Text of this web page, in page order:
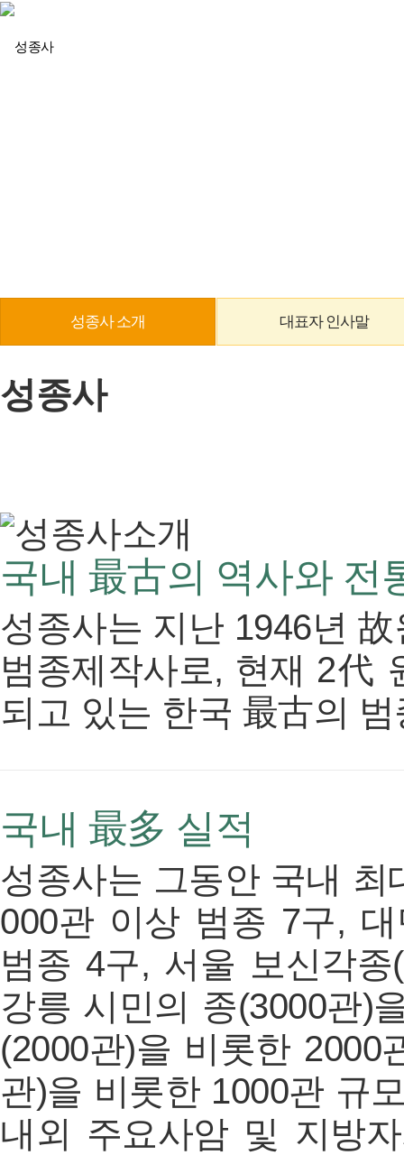
성종사 소개 대표자 인사말
성종사
국내 最古의 역사와 전
성종사는 지난 1946년
범종제작사로, 현재 2代
되고 있는 한국 最古의
국내 最多 실적
성종사는 그동안 국내
000관 이상 범종 7구,
범종 4구, 서울 보신각
강릉 시민의 종(3000관)
(2000관)을 비롯한 2000
관)을 비롯한 1000관 규
내외 주요사암 및 지방